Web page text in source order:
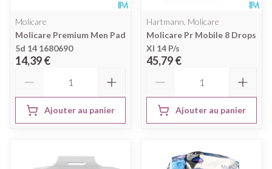
Molicare
Molicare Premium Men Pad
5d 14 1680690
14,39 €
Ajouter au panier
Hartmann, Molicare
Molicare Pr Mobile 8 Drops
Xl 14 P/s
45,79 €
Ajouter au panier